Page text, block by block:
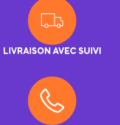
LIVRAISON AVEC SUIVI